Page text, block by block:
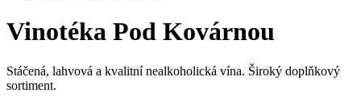
Vinotéka Pod Kovárnou
Stáčená, lahvová a kvalitní nealkoholická vína. Široký doplňkový
sortiment.